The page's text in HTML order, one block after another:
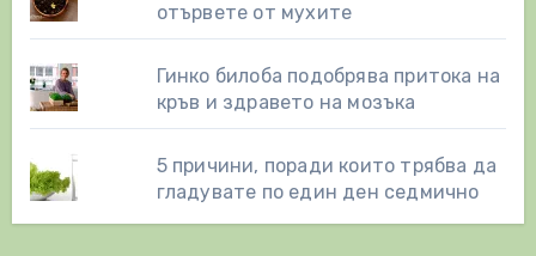
отървете от мухите
Гинко билоба подобрява притока на
кръв и здравето на мозъка
5 причини, поради които трябва да
гладувате по един ден седмично